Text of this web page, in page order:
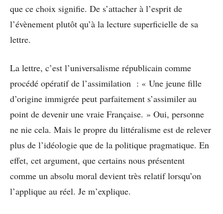
que ce choix signifie. De s’attacher à l’esprit de
l’évènement plutôt qu’à la lecture superficielle de sa
lettre.
La lettre, c’est l’universalisme républicain comme
procédé opératif de l’assimilation : « Une jeune fille
d’origine immigrée peut parfaitement s’assimiler au
point de devenir une vraie Française. » Oui, personne
ne nie cela. Mais le propre du littéralisme est de relever
plus de l’idéologie que de la politique pragmatique. En
effet, cet argument, que certains nous présentent
comme un absolu moral devient très relatif lorsqu’on
l’applique au réel. Je m’explique.